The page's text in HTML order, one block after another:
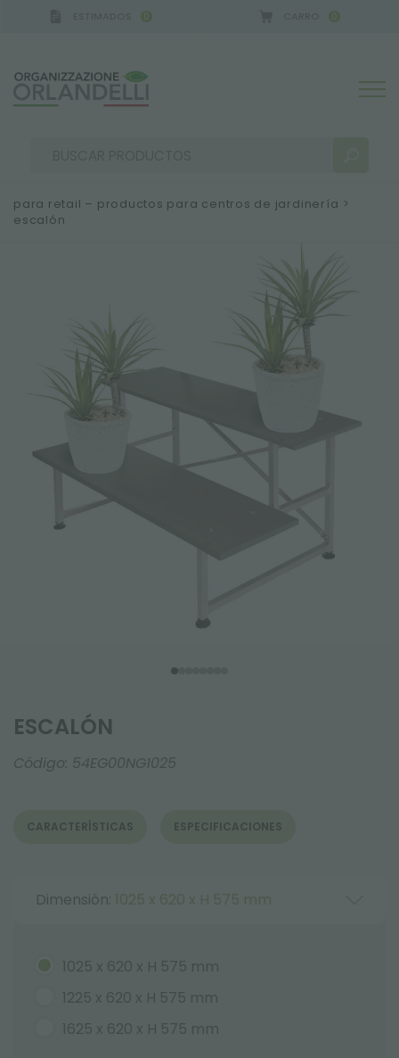
0 0
Ordenar por:
MÁS RESULTADOS PARA USTED:
para retail – productos para centros de jardinería >
escalón
ESCALÓN
Código: 54EG00NG1025
CARACTERÍSTICAS ESPECIFICACIONES
Dimensión: 1025 x 620 x H 575 mm
1025 x 620 x H 575 mm
1225 x 620 x H 575 mm
1625 x 620 x H 575 mm